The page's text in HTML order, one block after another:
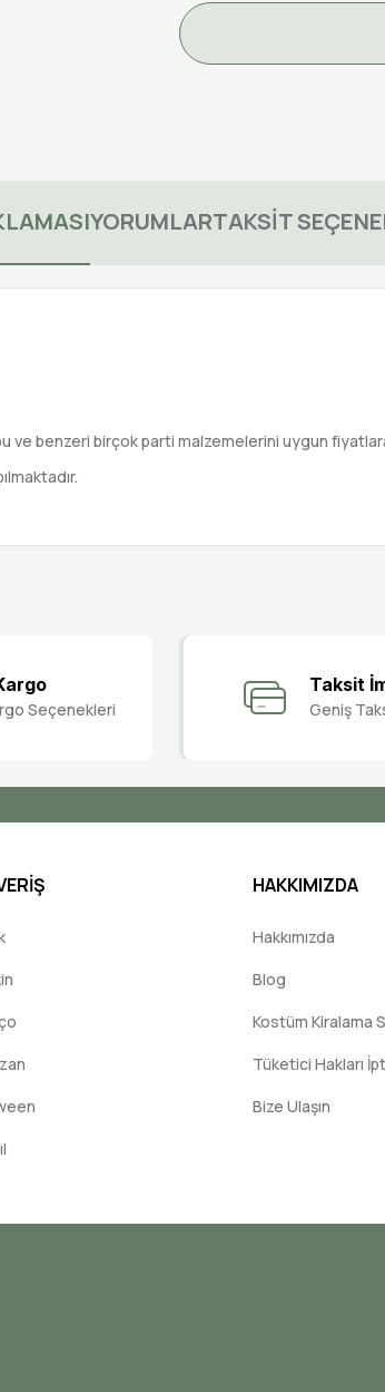
YORUMLARTAKSİT
ve benzeri birçok parti malzemelerini uygun
Seçenekleri
Taksit
Geniş
HAKKIMIZDA
Hakkımızda
Blog
Kostüm Kiralama
Tüketici Hakları
Bize Ulaşın